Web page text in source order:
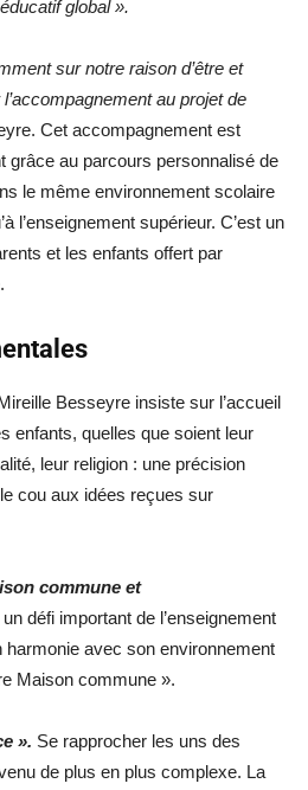
global ».
sur notre raison d’être et
au projet de
Cet accompagnement est
grâce au parcours personnalisé de
le même environnement scolaire
l’enseignement supérieur. C’est un
et les enfants offert par
Besseyre insiste sur l’accueil
enfants, quelles que soient leur
leur religion : une précision
cou aux idées reçues sur
commune et
un défi important de l’enseignement
harmonie avec son environnement
Maison commune ».
». Se rapprocher les uns des
de plus en plus complexe. La